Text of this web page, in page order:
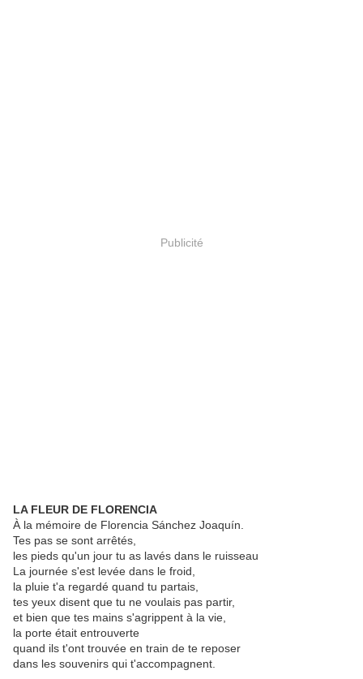
Publicité
LA FLEUR DE FLORENCIA
À la mémoire de Florencia Sánchez Joaquín.
Tes pas se sont arrêtés,
les pieds qu'un jour tu as lavés dans le ruisseau
La journée s'est levée dans le froid,
la pluie t'a regardé quand tu partais,
tes yeux disent que tu ne voulais pas partir,
et bien que tes mains s'agrippent à la vie,
la porte était entrouverte
quand ils t'ont trouvée en train de te reposer
dans les souvenirs qui t'accompagnent.